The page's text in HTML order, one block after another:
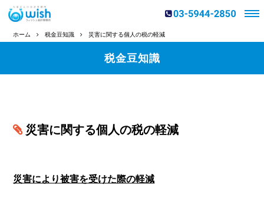
ホーム 税金豆知識 災害に関する個人の税の軽減
税金豆知識
災害に関する個人の税の軽減
災害により被害を受けた際の軽減